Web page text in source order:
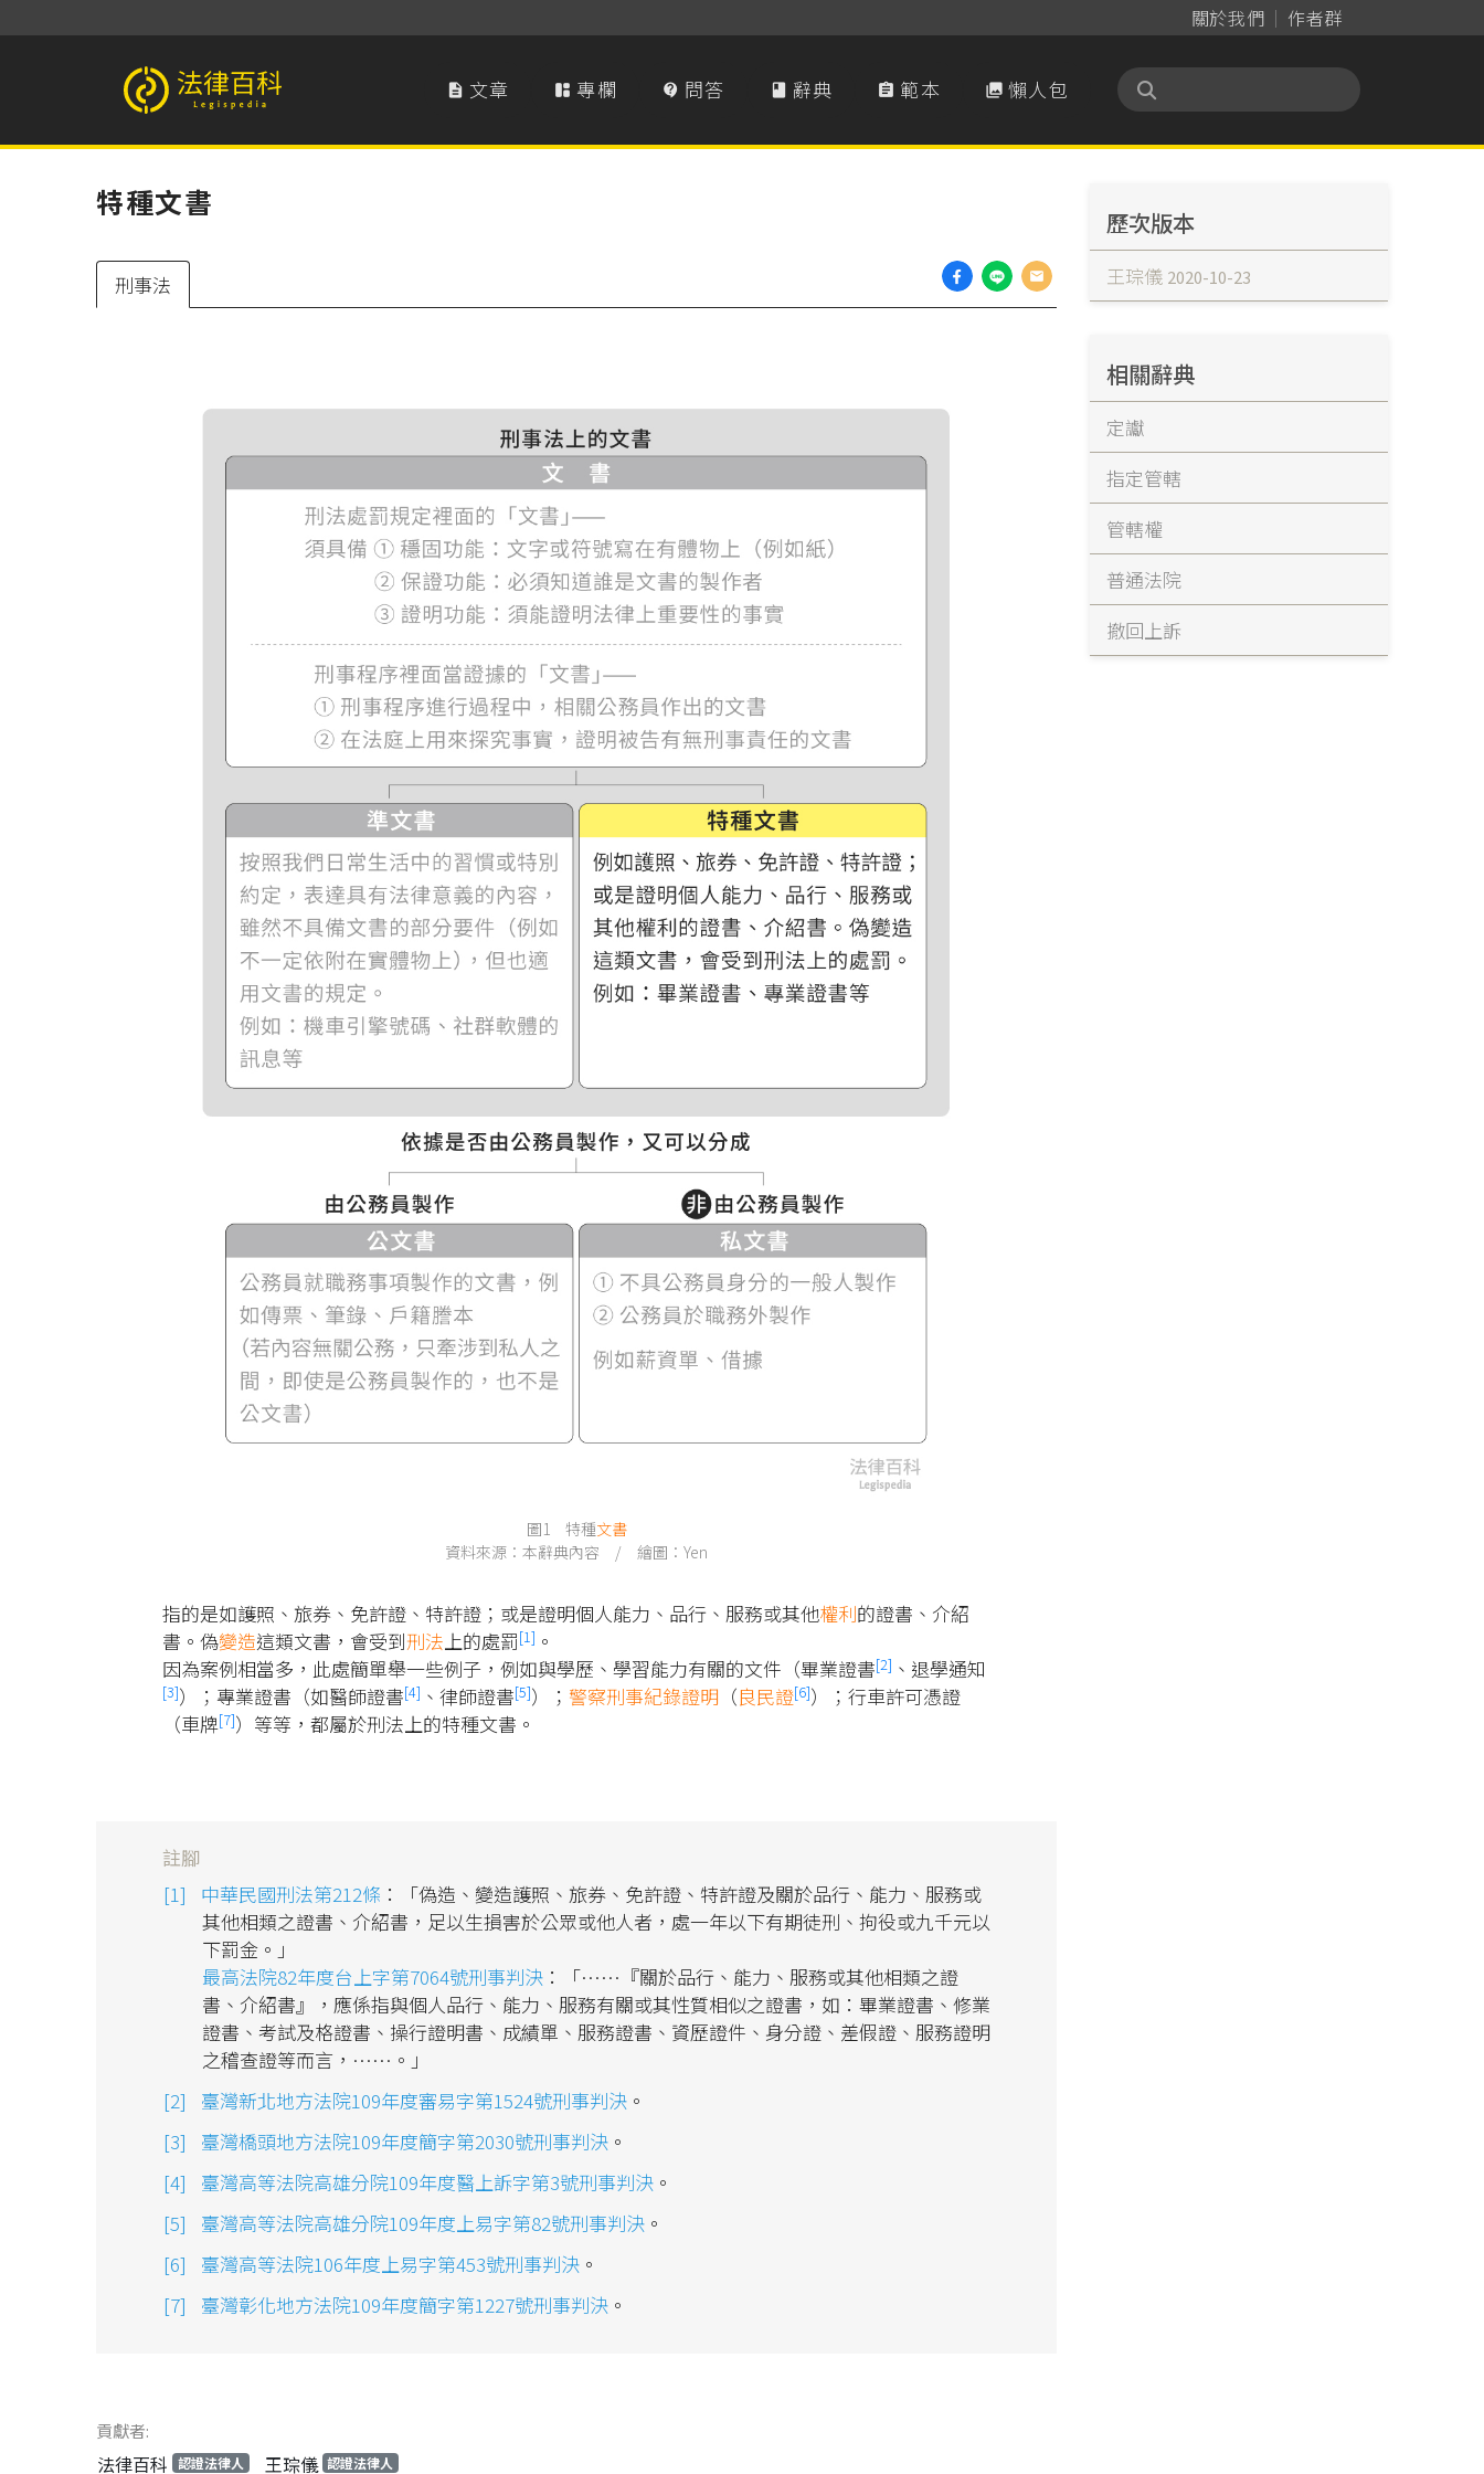
關於我們 作者群
法律百科 Legispedia  文章  專欄  問答  辭典  範本  懶人包
特種文書
刑事法
圖1 特種文書
資料來源：本辭典內容 / 繪圖：Yen
指的是如護照、旅券、免許證、特許證；或是證明個人能力、品行、服務或其他權利的證書、介紹
書。偽變造這類文書，會受到刑法上的處罰[1] 。
因為案例相當多，此處簡單舉一些例子，例如與學歷、學習能力有關的文件（畢業證書[2] 、退學通知
[3]）；專業證書（如醫師證書[4] 、律師證書[5]）； 警察刑事紀錄證明 （良民證[6]）；行車許可憑證
（車牌[7]）等等，都屬於刑法上的特種文書。
註腳
中華民國刑法第212條 ：「偽造、變造護照、旅券、免許證、特許證及關於品行、能力、服務或
其他相類之證書、介紹書，足以生損害於公眾或他人者，處一年以下有期徒刑、拘役或九千元以
下罰金。」
最高法院82年度台上字第7064號刑事判決 ：「……『關於品行、能力、服務或其他相類之證
書、介紹書』，應係指與個人品行、能力、服務有關或其性質相似之證書，如：畢業證書、修業
證書、考試及格證書、操行證明書、成績單、服務證書、資歷證件、身分證、差假證、服務證明
之稽查證等而言，……。」
臺灣新北地方法院109年度審易字第1524號刑事判決 。
臺灣橋頭地方法院109年度簡字第2030號刑事判決 。
臺灣高等法院高雄分院109年度醫上訴字第3號刑事判決 。
臺灣高等法院高雄分院109年度上易字第82號刑事判決 。
臺灣高等法院106年度上易字第453號刑事判決 。
臺灣彰化地方法院109年度簡字第1227號刑事判決 。
貢獻者:
法律百科 認證法律人 王琮儀 認證法律人
歷次版本
王琮儀 2020-10-23
相關辭典
定讞
指定管轄
管轄權
普通法院
撤回上訴